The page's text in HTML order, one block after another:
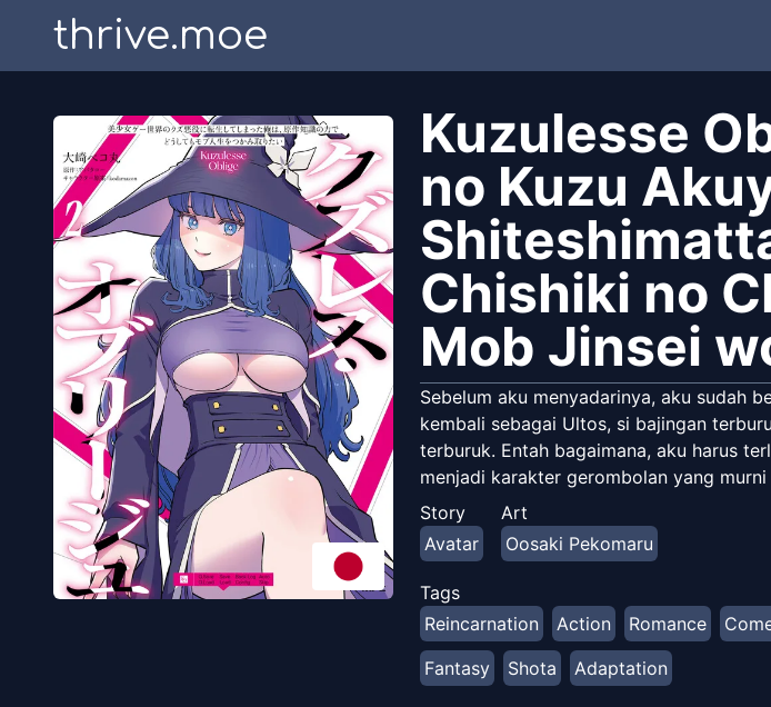
thrive.moe
Kuzulesse
no Kuzu
Chishiki no
Mob Jinsei
Sebelum aku menyadarinya, aku sudah
kembali sebagai Ultos, si bajingan
terburuk. Entah bagaimana, aku harus
menjadi karakter gerombolan yang murni
Story
Avatar
Art
Oosaki Pekomaru
Tags
Reincarnation
Action Romance
Fantasy
Shota Adaptation